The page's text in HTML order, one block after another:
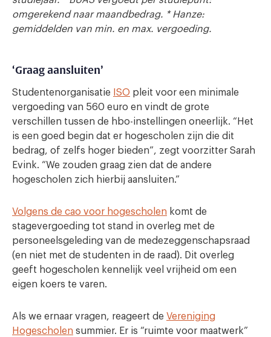
omgerekend naar maandbedrag. * Hanze:
gemiddelden van min. en max. vergoeding.
‘Graag aansluiten’
Studentenorganisatie ISO pleit voor een minimale
vergoeding van 560 euro en vindt de grote
verschillen tussen de hbo-instellingen oneerlijk. “Het
is een goed begin dat er hogescholen zijn die dit
bedrag, of zelfs hoger bieden”, zegt voorzitter Sarah
Evink. “We zouden graag zien dat de andere
hogescholen zich hierbij aansluiten.”
Volgens de cao voor hogescholen komt de
stagevergoeding tot stand in overleg met de
personeelsgeleding van de medezeggenschapsraad
(en niet met de studenten in de raad). Dit overleg
geeft hogescholen kennelijk veel vrijheid om een
eigen koers te varen.
Als we ernaar vragen, reageert de Vereniging
Hogescholen summier. Er is “ruimte voor maatwerk”